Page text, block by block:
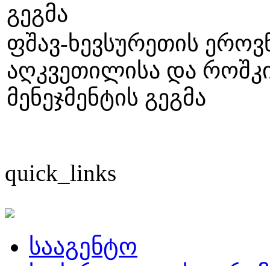
გეგმა
ფშავ-ხევსურეთის
აღკვეთილისა და
მენეჯმენტის გეგმა
quick_links
სააგენტო